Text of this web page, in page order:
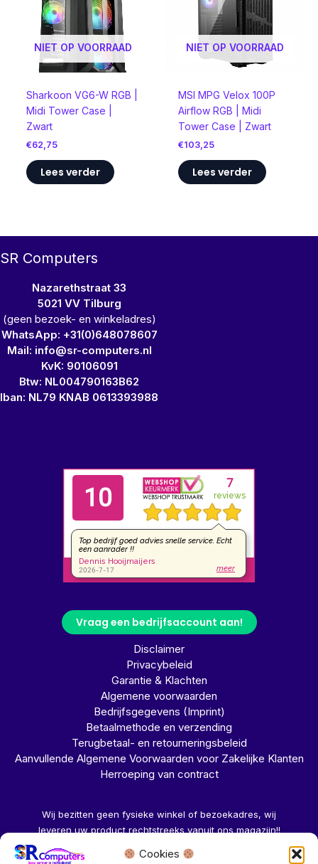
Cookies
NIET OP VOORRAAD
Sharkoon VG6-W RGB |
Midi Tower Case |
Zwart
€62,75
Lees verder
NIET OP VOORRAAD
MSI MPG Velox 100P
Airflow RGB | Midi
Tower Case | Zwart
€103,25
Lees verder
SR Computers
Nazarethstraat 33
5021 VV Tilburg
(geen bezoek- en winkeladres)
WhatsApp: +31(0)648078607
Mail: info@sr-computers.nl
KvK: 90106091
Btw: NL004790163B62
Iban: NL79 KNAB 0613393988
Vraag een bedrijfsaccount aan!
Disclaimer
Privacybeleid
Garantie & Klachten
Algemene voorwaarden
Bedrijfsgegevens (Imprint)
Betaalmethode en verzending
Terugbetaal- en retourneringsbeleid
Aanvullende Algemene Voorwaarden voor Zakelijke Klanten
Herroeping van contract
Wij bezitten geen fysieke winkel of bezoekadres, wij
leveren uw product rechtstreeks vanuit ons magazijn!!